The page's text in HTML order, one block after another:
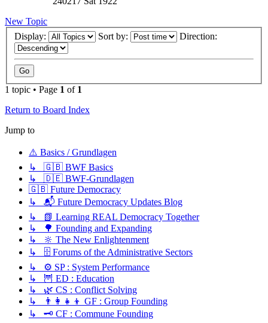
New Topic
Display:
Sort by: Direction:
1 topic • Page 1 of 1
Return to Board Index
Jump to
⚠️ Basics / Grundlagen
↳ 🇬🇧 BWF Basics
↳ 🇩🇪 BWF-Grundlagen
🇬🇧 Future Democracy
↳ 📬 Future Democracy Updates Blog
↳ 📗 Learning REAL Democracy Together
↳ 🌳 Founding and Expanding
↳ 🔆 The New Enlightenment
↳ 🗄️ Forums of the Administrative Sectors
↳ ⚙️ SP : System Performance
↳ 🦉 ED : Education
↳ 🌿 CS : Conflict Solving
↳ 👨‍👩‍👧‍👦 GF : Group Founding
↳ 🗝️ CF : Commune Founding